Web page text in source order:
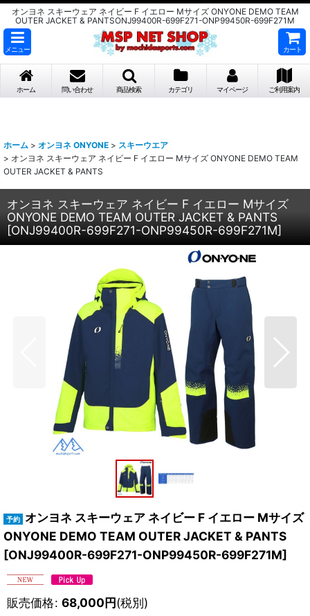
オンヨネ スキーウェア ネイビー F イエロー Mサイズ ONYONE DEMO TEAM
OUTER JACKET & PANTSONJ99400R-699F271-ONP99450R-699F271M
メニュー カート
ホーム 問い合わせ 商品検索 カテゴリ マイページ ご利用案内
ホーム > オンヨネ ONYONE > スキーウエア
> オンヨネ スキーウェア ネイビー F イエロー Mサイズ ONYONE DEMO TEAM
OUTER JACKET & PANTS
オンヨネ スキーウェア ネイビー F イエロー Mサイズ
ONYONE DEMO TEAM OUTER JACKET & PANTS
[ONJ99400R-699F271-ONP99450R-699F271M]
オンヨネ スキーウェア ネイビー F イエロー Mサイズ
ONYONE DEMO TEAM OUTER JACKET & PANTS
[ONJ99400R-699F271-ONP99450R-699F271M]
販売価格: 68,000円(税別)